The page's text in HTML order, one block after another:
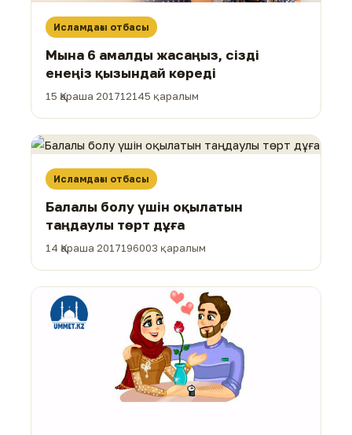
Исламдағы отбасы
Мына 6 амалды жасаңыз, сізді
енеңіз қызындай көреді
15 Қараша 201712145 қаралым
Исламдағы отбасы
Балалы болу үшін оқылатын
таңдаулы төрт дұға
14 Қараша 2017196003 қаралым